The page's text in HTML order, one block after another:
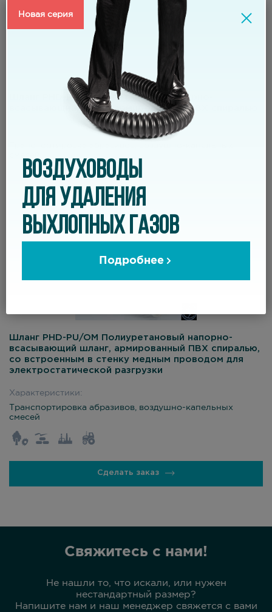
Шланг PHD-PU Полиуретановый напорно-
всасывающий шланг, армированный ПВХ спиралью
Шланг PHD-PU/OM Полиуретановый напорно-
всасывающий шланг, армированный ПВХ спиралью,
со встроенным в стенку медным проводом для
электростатической разгрузки
Характеристики:
Транспортировка абразивов, воздушно-капельных
смесей
Сделать заказ
Свяжитесь с нами!
Не нашли то, что искали, или нужен
нестандартный размер?
Напишите нам и наш менеджер свяжется с вами
Новая серия
ВОЗДУХОВОДЫ
ДЛЯ УДАЛЕНИЯ
ВЫХЛОПНЫХ ГАЗОВ
Подробнее